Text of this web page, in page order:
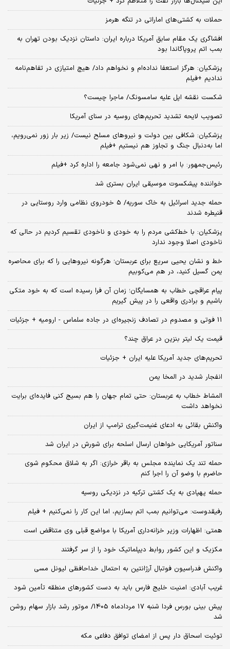
حملات به کشتی‌های اماراتی در تنگه هرمز
افشاگری یک مقام سابق آمریکا درباره ایران: داستان نزدیک بودن تهران به
بمب اتم پروپاگاندا بود
پزشکیان: هرگز استعفا نداده‌ام و نخواهم داد/ هیچ امتیازی در تفاهم‌نامه
ندادیم +فیلم
شکست نقشه اپل علیه سامسونگ/ ماجرا چیست؟
تصویب لایحه تشدید تحریم‌های روسیه در سنای آمریکا
پزشکیان: شکافی بین دولت و نیروهای مسلح نیست/ زیر بار زور نمی‌رویم،
اما به‌دنبال جنگ و تجاوز هم نیستیم +فیلم
رئیس‌جمهور: با امر و نهی نمی‌شود جامعه را اداره کرد +فیلم
خواننده پیشکسوت موسیقی ایران بستری شد
حمله جدید اسرائیل به خاک سوریه/ 5 خودروی نظامی وارد روستایی در
قنیطره شدند
پزشکیان: با خط‌کشی مردم را به خودی و ناخودی تقسیم کردیم در حالی که
ناخودی اصلا وجود ندارد
خط و نشان یحیی سریع برای عربستان؛ هرگونه نیروهایی را که برای محاصره
یمن گسیل کنید، در هم می‌کوبیم
پیام عراقچی خطاب به همسایگان؛ زمان آن فرا رسیده است که به خود متکی
باشیم و برادری واقعی را در پیش گیریم
11 فوتی و مصدوم در تصادف زنجیره‌ای در جاده سلماس - ارومیه + جزئیات
قیمت یک لیتر بنزین در عراق چند؟
تحریم‌های جدید آمریکا علیه ایران + جزئیات
انفجار شدید در المخا یمن
المشاط خطاب به عربستان: حتی تمام جهان را هم بسیج کنی فایده‌ای برایت
نخواهد داشت
واکنش بقائی به ادعای غنیمت‌گیری ترامپ از ایران
سناتور آمریکایی خواهان ارسال اسلحه برای شورش در ایران شد
حمله تند یک نماینده مجلس به باقر خرازی: اگر به شلاق محکوم شوی
حاضرم با وضو آن را اجرا کنم
حمله پهپادی به یک کشتی ترکیه در نزدیکی روسیه
رفیقدوست: می‌توانیم بمب اتم بسازیم، اما این کار را نمی‌کنیم + فیلم
همتی: اظهارات وزیر خزانه‌داری آمریکا با مواضع قبلی وی متناقض است
مکزیک و این کشور روابط دیپلماتیک خود را از سر گرفتند
واکنش فدراسیون فوتبال آرژانتین به احتمال خداحافظی لیونل مسی
غریب آبادی: امنیت خلیج فارس باید به دست کشورهای منطقه تأمین شود
پیش بینی بورس فردا شنبه 17 مردادماه 1405/ موتور رشد بازار سهام روشن
شد
توئیت اسحاق دار پس از امضای توافق دفاعی مکه